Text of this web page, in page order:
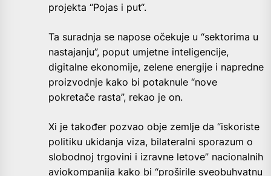
projekta “Pojas i put“.
Ta suradnja se napose očekuje u “sektorima u
nastajanju”, poput umjetne inteligencije,
digitalne ekonomije, zelene energije i napredne
proizvodnje kako bi potaknule “nove
pokretače rasta”, rekao je on.
Xi je također pozvao obje zemlje da “iskoriste
politiku ukidanja viza, bilateralni sporazum o
slobodnoj trgovini i izravne letove” nacionalnih
aviokompanija kako bi “proširile sveobuhvatnu